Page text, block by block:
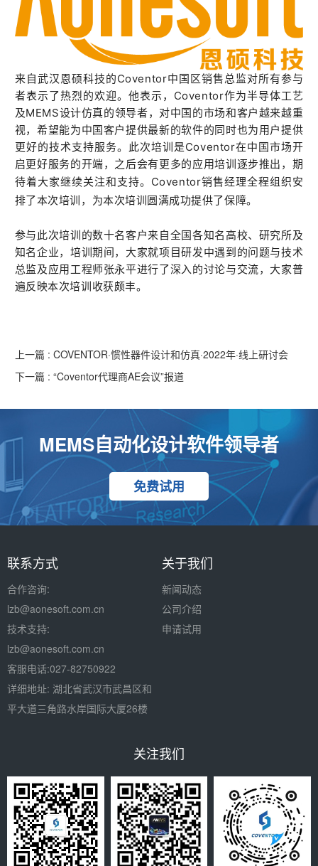
来自武汉恩硕科技的Coventor中国区销售总监对所有参与
者表示了热烈的欢迎。他表示，Coventor作为半导体工艺
及MEMS设计仿真的领导者，对中国的市场和客户越来越重
视，希望能为中国客户提供最新的软件的同时也为用户提供
更好的技术支持服务。此次培训是Coventor在中国市场开
启更好服务的开端，之后会有更多的应用培训逐步推出，期
待着大家继续关注和支持。 Coventor销售经理全程组织安
排了本次培训，为本次培训圆满成功提供了保障。
参与此次培训的数十名客户来自全国各知名高校、研究所及
知名企业，培训期间，大家就项目研发中遇到的问题与技术
总监及应用工程师张永平进行了深入的讨论与交流，大家普
遍反映本次培训收获颇丰。
上一篇 : COVENTOR·惯性器件设计和仿真·2022年·线上研讨会
下一篇 : “Coventor代理商AE会议”报道
MEMS自动化设计软件领导者
免费试用
联系方式
合作咨询:
lzb@aonesoft.com.cn
技术支持:
lzb@aonesoft.com.cn
客服电话:027-82750922
详细地址: 湖北省武汉市武昌区和
平大道三角路水岸国际大厦26楼
关于我们
新闻动态
公司介绍
申请试用
关注我们